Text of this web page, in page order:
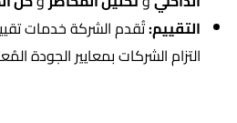
التقييم:تُقدم الشركة خدمات
التزام الشركات بمعايير الجودة